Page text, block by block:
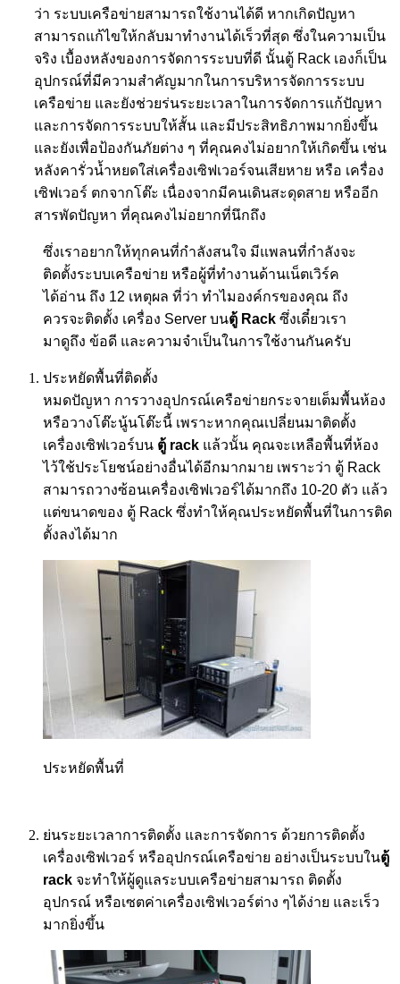
ว่า ระบบเครือข่ายสามารถใช้งานได้ดี หากเกิดปัญหา
สามารถแก้ไขให้กลับมาทำงานได้เร็วที่สุด ซึ่งในความเป็น
จริง เบื้องหลังของการจัดการระบบที่ดี นั้นตู้ Rack เองก็เป็น
อุปกรณ์ที่มีความสำคัญมากในการบริหารจัดการระบบ
เครือข่าย และยังช่วยร่นระยะเวลาในการจัดการแก้ปัญหา
และการจัดการระบบให้สั้น และมีประสิทธิภาพมากยิ่งขึ้น
และยังเพื่อป้องกันภัยต่าง ๆ ที่คุณคงไม่อยากให้เกิดขึ้น เช่น
หลังคารั่วน้ำหยดใส่เครื่องเซิฟเวอร์จนเสียหาย หรือ เครื่อง
เซิฟเวอร์ ตกจากโต๊ะ เนื่องจากมีคนเดินสะดุดสาย หรืออีก
สารพัดปัญหา ที่คุณคงไม่อยากที่นึกถึง
ซึ่งเราอยากให้ทุกคนที่กำลังสนใจ มีแพลนที่กำลังจะ
ติดตั้งระบบเครือข่าย หรือผู้ที่ทำงานด้านเน็ตเวิร์ค
ได้อ่าน ถึง 12 เหตุผล ที่ว่า ทำไมองค์กรของคุณ ถึง
ควรจะติดตั้ง เครื่อง Server บนตู้ Rack ซึ่งเดี๋ยวเรา
มาดูถึง ข้อดี และความจำเป็นในการใช้งานกันครับ
ประหยัดพื้นที่ติดตั้ง
หมดปัญหา การวางอุปกรณ์เครือข่ายกระจายเต็มพื้นห้อง
หรือวางโต๊ะนู้นโต๊ะนี้ เพราะหากคุณเปลี่ยนมาติดตั้ง
เครื่องเซิฟเวอร์บน ตู้ rack แล้วนั้น คุณจะเหลือพื้นที่ห้อง
ไว้ใช้ประโยชน์อย่างอื่นได้อีกมากมาย เพราะว่า ตู้ Rack
สามารถวางซ้อนเครื่องเซิฟเวอร์ได้มากถึง 10-20 ตัว แล้ว
แต่ขนาดของ ตู้ Rack ซึ่งทำให้คุณประหยัดพื้นที่ในการติด
ตั้งลงได้มาก
ประหยัดพื้นที่
ย่นระยะเวลาการติดตั้ง และการจัดการ ด้วยการติดตั้ง
เครื่องเซิฟเวอร์ หรืออุปกรณ์เครือข่าย อย่างเป็นระบบในตู้
rack จะทำให้ผู้ดูแลระบบเครือข่ายสามารถ ติดตั้ง
อุปกรณ์ หรือเซตค่าเครื่องเซิฟเวอร์ต่าง ๆได้ง่าย และเร็ว
มากยิ่งขึ้น